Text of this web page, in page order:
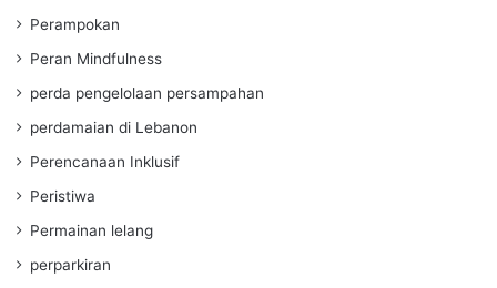
Perampokan
Peran Mindfulness
perda pengelolaan persampahan
perdamaian di Lebanon
Perencanaan Inklusif
Peristiwa
Permainan lelang
perparkiran